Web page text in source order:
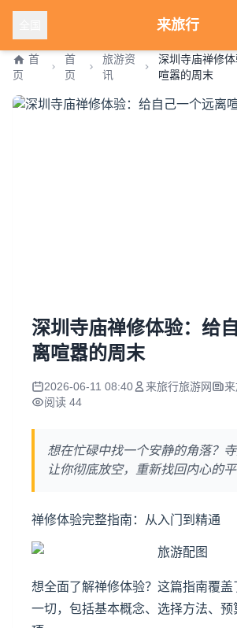
来旅行
首
页
首
页
旅游资
讯
深圳寺庙禅修
喧嚣的周末
深圳寺庙禅修体验：给
离喧嚣的周末
2026-06-11 08:40 来旅行旅游网
阅读 44
想在忙碌中找一个安静的角落？
让你彻底放空，重新找回内心的平
禅修体验完整指南：从入门到精通
想全面了解禅修体验？这篇指南覆盖
一切，包括基本概念、选择方法、